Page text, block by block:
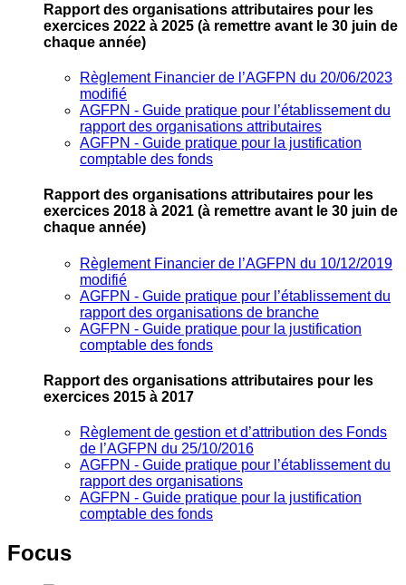
Rapport des organisations attributaires pour les
exercices 2022 à 2025 (à remettre avant le 30 juin de
chaque année)
Règlement Financier de l’AGFPN du 20/06/2023
modifié
AGFPN ‐ Guide pratique pour l’établissement du
rapport des organisations attributaires
AGFPN ‐ Guide pratique pour la justification
comptable des fonds
Rapport des organisations attributaires pour les
exercices 2018 à 2021 (à remettre avant le 30 juin de
chaque année)
Règlement Financier de l’AGFPN du 10/12/2019
modifié
AGFPN ‐ Guide pratique pour l’établissement du
rapport des organisations de branche
AGFPN ‐ Guide pratique pour la justification
comptable des fonds
Rapport des organisations attributaires pour les
exercices 2015 à 2017
Règlement de gestion et d’attribution des Fonds
de l’AGFPN du 25/10/2016
AGFPN ‐ Guide pratique pour l’établissement du
rapport des organisations
AGFPN ‐ Guide pratique pour la justification
comptable des fonds
Focus